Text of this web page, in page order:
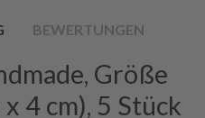
BEWERTUNGEN
Größe
4 cm), 5 Stück